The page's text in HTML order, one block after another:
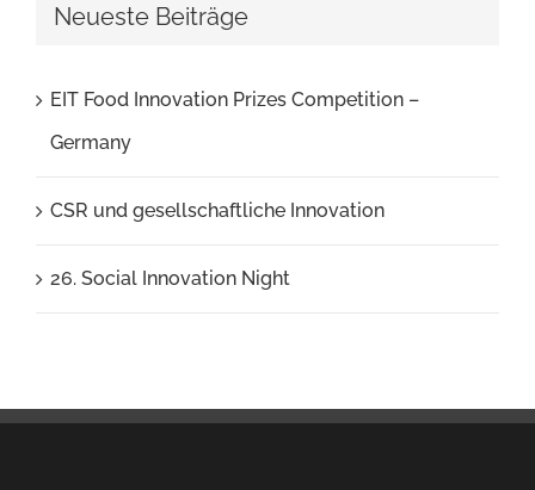
Neueste Beiträge
EIT Food Innovation Prizes Competition –
Germany
CSR und gesellschaftliche Innovation
26. Social Innovation Night